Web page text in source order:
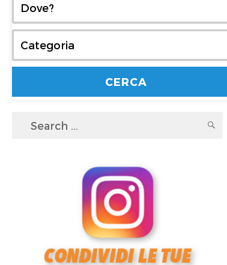
Dove?
Categoria
Search